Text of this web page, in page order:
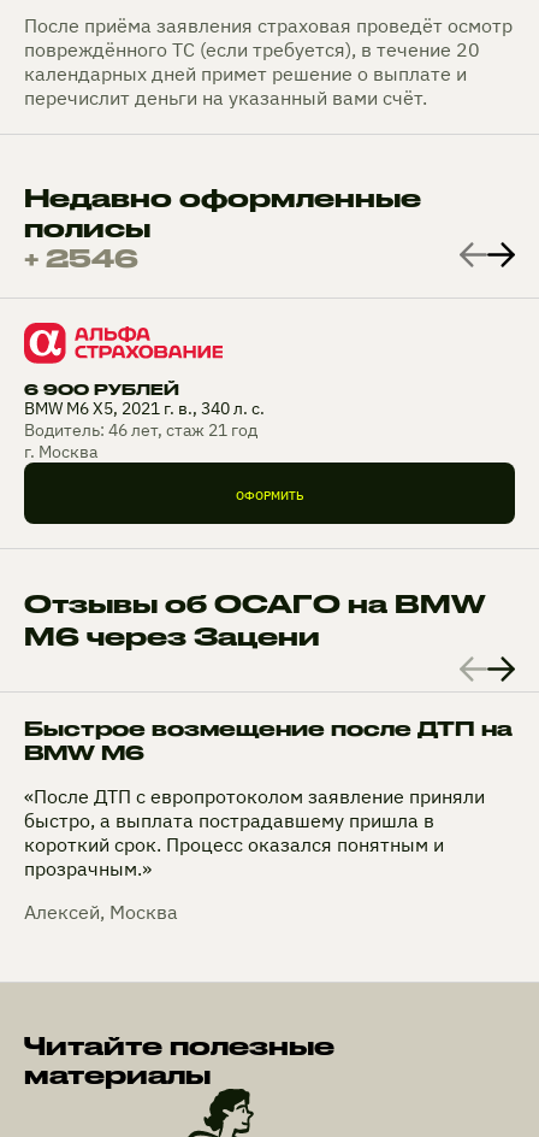
После приёма заявления страховая проведёт осмотр
повреждённого ТС (если требуется), в течение 20
календарных дней примет решение о выплате и
перечислит деньги на указанный вами счёт.
Недавно оформленные
полисы
+ 2546
6 900 РУБЛЕЙ
BMW M6 X5, 2021 г. в., 340 л. с.
Водитель: 46 лет, стаж 21 год
г. Москва
ОФОРМИТЬ
Отзывы об ОСАГО на BMW
M6 через Зацени
Быстрое возмещение после ДТП на
BMW M6
«После ДТП с европротоколом заявление приняли
быстро, а выплата пострадавшему пришла в
короткий срок. Процесс оказался понятным и
прозрачным.»
Алексей, Москва
Читайте полезные
материалы